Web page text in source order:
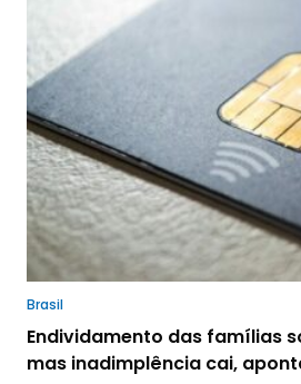
Brasil
Endividamento das famílias
mas inadimplência cai,